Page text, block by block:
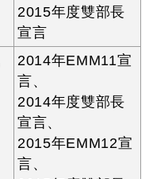
2015年度雙部長
宣言
2014年EMM11宣
言、
2014年度雙部長
宣言、
2015年EMM12宣
言、